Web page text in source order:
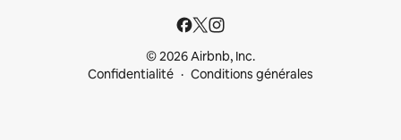
© 2026 Airbnb, Inc.
Confidentialité
Conditions générales